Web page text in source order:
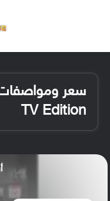
TV Edition